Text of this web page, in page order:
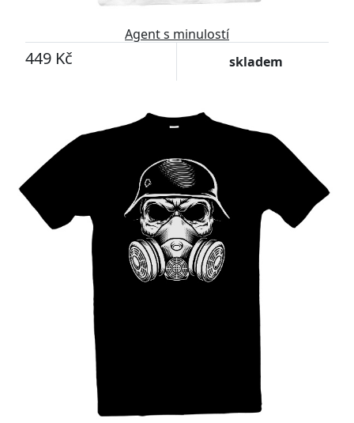
Agent s minulostí
449 Kč skladem